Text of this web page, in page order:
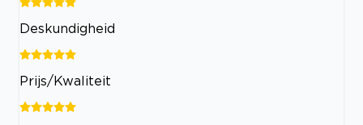
Deskundigheid
Prijs/Kwaliteit